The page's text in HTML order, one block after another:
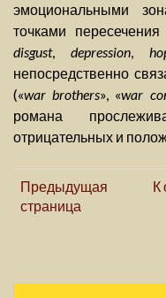
эмоциональными
точками
disgust, depression,
непосредственно
(«war brothers», «war
романа
отрицательных и
Предыдущая
страница
К